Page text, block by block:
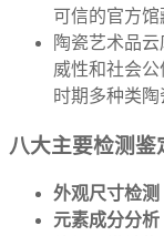
可信的官方馆
陶瓷艺术品
威性和社会
时期多种类
八大主要检测鉴
外观尺寸检测
元素成分分析